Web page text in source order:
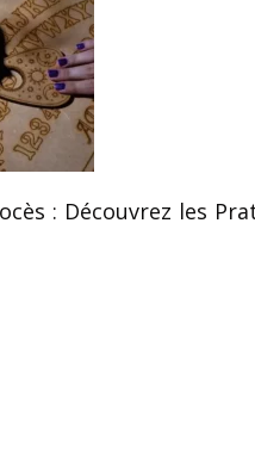
: Découvrez les